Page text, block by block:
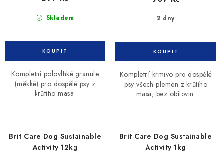
Skladem
Kompletní polovlhké granule
(měkké) pro dospělé psy z
krůtího masa.
2 dny
Kompletní krmivo pro dospělé
psy všech plemen z krůtího
masa, bez obilovin.
Brit Care Dog Sustainable
Activity 12kg
Brit Care Dog Sustainable
Activity 1kg